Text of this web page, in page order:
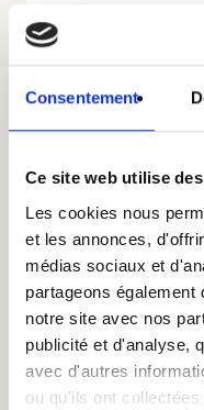
Consentement
Ce site web utilise
Les cookies nous
et les annonces,
médias sociaux et
partageons
notre site avec nos
publicité et d'analyse,
avec d'autres
ou qu'ils ont